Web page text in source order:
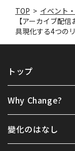
TOP > イベント
【アーカイブ配
具現化する4つの
トップ
Why Change?
變化のはなし